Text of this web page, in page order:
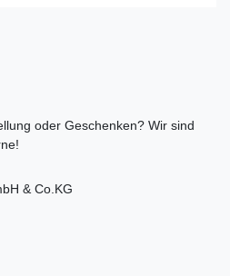
oder Geschenken? Wir sind
& Co.KG